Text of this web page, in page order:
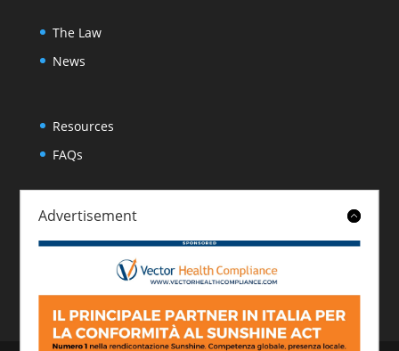
Advertisement
The Law
News
Resources
FAQs
About
Contact